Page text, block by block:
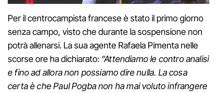
Per il centrocampista francese è stato il primo giorno
senza campo, visto che durante la sospensione non
potrà allenarsi. La sua agente Rafaela Pimenta nelle
scorse ore ha dichiarato: “Attendiamo le contro analisi
e fino ad allora non possiamo dire nulla. La cosa
certa è che Paul Pogba non ha mai voluto infrangere